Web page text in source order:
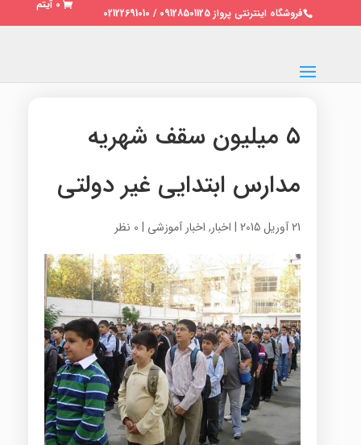
فروشگاه اینترنتی پرواز 09128501125 / 02122691010
0 آیتم
۵ میلیون سقف شهریه
مدارس ابتدایی غیر دولتی
21 آوریل 2015 | اخبار, اخبار آموزشی | 0 نظر